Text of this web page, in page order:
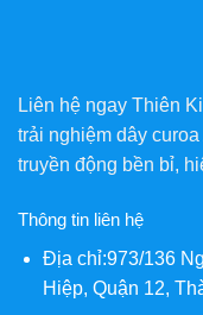
Liên hệ ngay Thiên
trải nghiệm dây
truyền động bền bỉ,
Thông tin liên hệ
Địa chỉ:973/136
Hiệp, Quận 12,